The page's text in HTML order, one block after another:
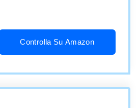
Avviso di vibrazione
Controlla Su Amazon